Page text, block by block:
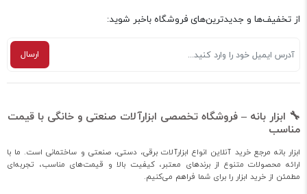
از تخفیف‌ها و جدیدترین‌های فروشگاه باخبر شوید:
🔧 ابزار بانه – فروشگاه تخصصی ابزارآلات صنعتی و خانگی با قیمت
مناسب
ابزار بانه مرجع خرید آنلاین انواع ابزارآلات برقی، دستی، صنعتی و ساختمانی است. ما با
ارائه محصولات متنوع از برندهای معتبر، کیفیت بالا و قیمت‌های مناسب، تجربه‌ای
مطمئن از خرید ابزار را برای شما فراهم می‌کنیم.